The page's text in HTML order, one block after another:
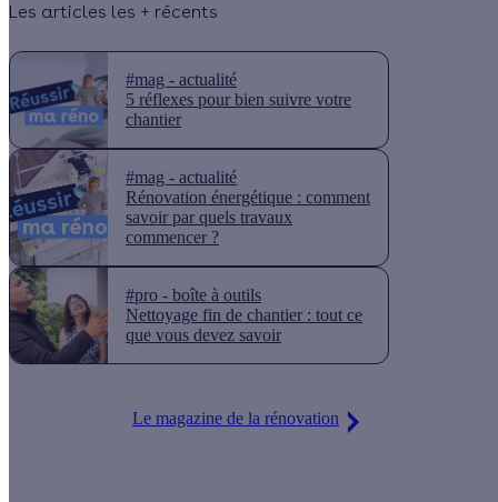
Les articles les + récents
#mag - actualité
5 réflexes pour bien suivre votre
chantier
#mag - actualité
Rénovation énergétique : comment
savoir par quels travaux
commencer ?
#pro - boîte à outils
Nettoyage fin de chantier : tout ce
que vous devez savoir
Le magazine de la rénovation